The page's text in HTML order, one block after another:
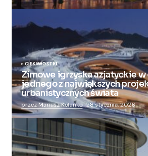
CIEKAWOSTKI
Zimowe igrzyska azjatyckie w
jednego z największych
urbanistycznych świata
przez Mariusz Kolanko 28 stycznia, 2026